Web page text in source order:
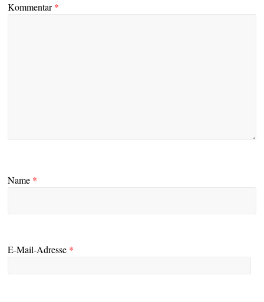
Kommentar*
Name *
E-Mail-Adresse *